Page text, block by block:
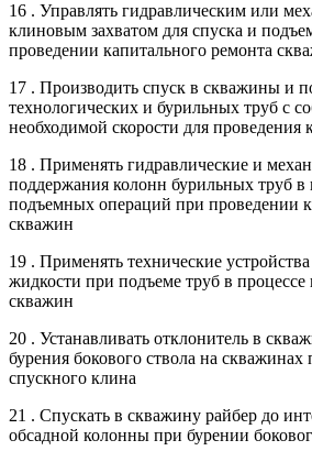
16 . Управлять гидравлическим или
клиновым захватом для спуска и
проведении капитального ремонта
17 . Производить спуск в скважины и
технологических и бурильных труб с
необходимой скорости для проведения
18 . Применять гидравлические и
поддержания колонн бурильных труб в
подъемных операций при проведении
скважин
19 . Применять технические
жидкости при подъеме труб в процессе
скважин
20 . Устанавливать отклонитель в
бурения бокового ствола на
спускного клина
21 . Спускать в скважину райбер до
обсадной колонны при бурении